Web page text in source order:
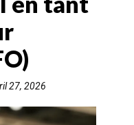
27, 2026